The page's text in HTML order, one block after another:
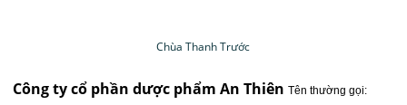
Chùa Thanh Trước
Công ty cổ phần dược phẩm An Thiên Tên thường gọi: